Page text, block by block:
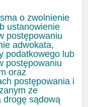
o zwolnienie
ustanowienie
postępowaniu
adwokata,
podatkowego lub
postępowaniu
oraz
postępowania i
ze
drogę sądową